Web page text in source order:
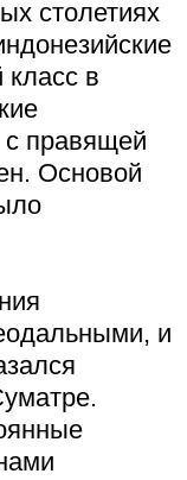
столетиях
в
правящей
Основой
и